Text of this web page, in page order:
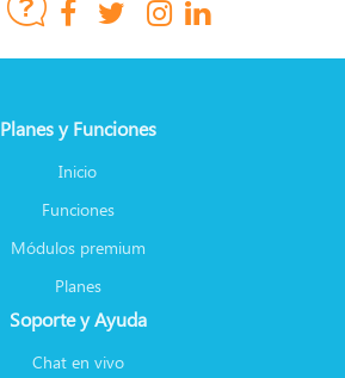
Planes y Funciones
Inicio
Funciones
Módulos premium
Planes
Soporte y Ayuda
Chat en vivo